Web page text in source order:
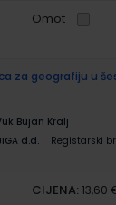
Omot
za geografiju u
Bujan Kralj
d.d. Registarski
CIJENA: 13,60